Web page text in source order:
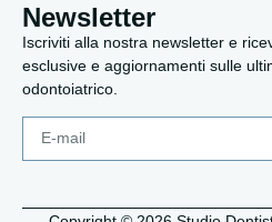
Newsletter
Iscriviti alla nostra newsletter e
esclusive e aggiornamenti sulle
odontoiatrico.